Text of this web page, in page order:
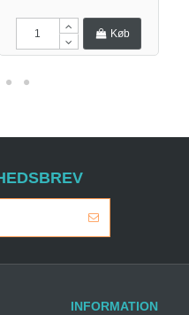
Køb
INFORMATION